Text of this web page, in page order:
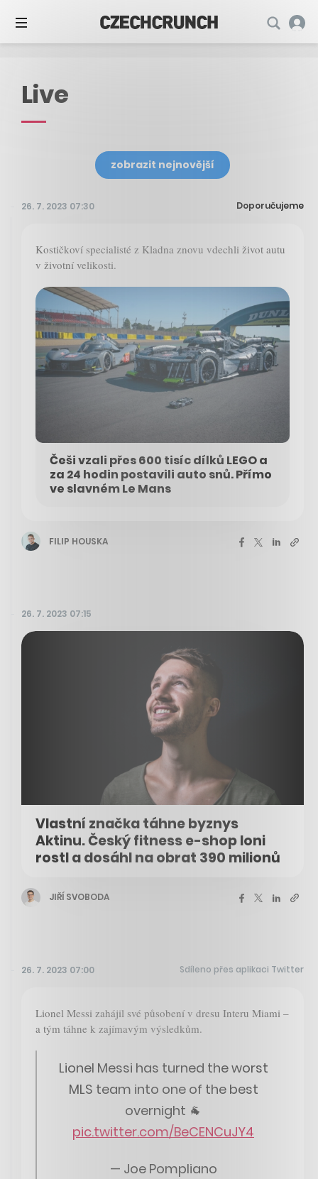
Live
zobrazit nejnovější
26. 7. 2023 07:30 Doporučujeme
Kostičkoví specialisté z Kladna znovu vdechli život autu
v životní velikosti.
Češi vzali přes 600 tisíc dílků LEGO a
za 24 hodin postavili auto snů. Přímo
ve slavném Le Mans
FILIP HOUSKA
26. 7. 2023 07:15
Vlastní značka táhne byznys
Aktinu. Český fitness e-shop loni
rostl a dosáhl na obrat 390 milionů
JIŘÍ SVOBODA
26. 7. 2023 07:00 Sdíleno přes aplikaci Twitter
Lionel Messi zahájil své působení v dresu Interu Miami –
a tým táhne k zajímavým výsledkům.
Lionel Messi has turned the worst
MLS team into one of the best
overnight 🐐
pic.twitter.com/BeCENCuJY4
— Joe Pompliano